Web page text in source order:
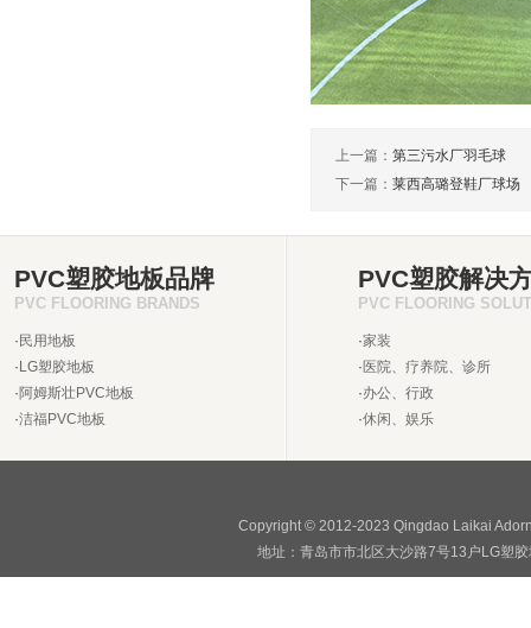
上一篇： 第三污水厂羽毛球
下一篇： 莱西高璐登鞋厂球场
PVC塑胶地板品牌
PVC FLOORING BRANDS
· 民用地板
· LG塑胶地板
·阿姆斯壮PVC地板
·洁福PVC地板
PVC塑胶解决
PVC FLOORING
·家装
· 医院、疗养院、诊所
·办公、行政
·休闲、娱乐
Copyright © 2012-2023 Qingdao Laikai
地址：青岛市市北区大沙路7号13户LG